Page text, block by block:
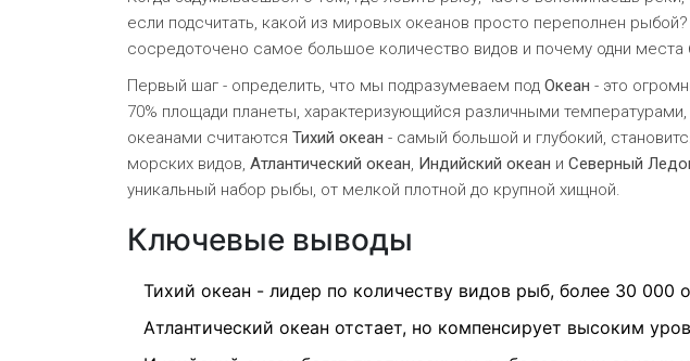
если подсчитать, какой из мировых океанов просто переполнен
сосредоточено самое большое количество видов и почему одни
Первый шаг - определить, что мы подразумеваем под Океан - это
70% площади планеты, характеризующийся различными
океанами считаются Тихий океан - самый большой и глубокий,
морских видов, Атлантический океан, Индийский океан и Северный
уникальный набор рыбы, от мелкой плотной до крупной хищной.
Ключевые выводы
Тихий океан - лидер по количеству видов рыб, более 30 000
Атлантический океан отстает, но компенсирует высоким